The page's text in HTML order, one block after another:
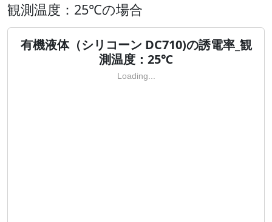
観測温度：25℃の場合
有機液体（シリコーン DC710)の誘電率_観
測温度：25℃
Loading...